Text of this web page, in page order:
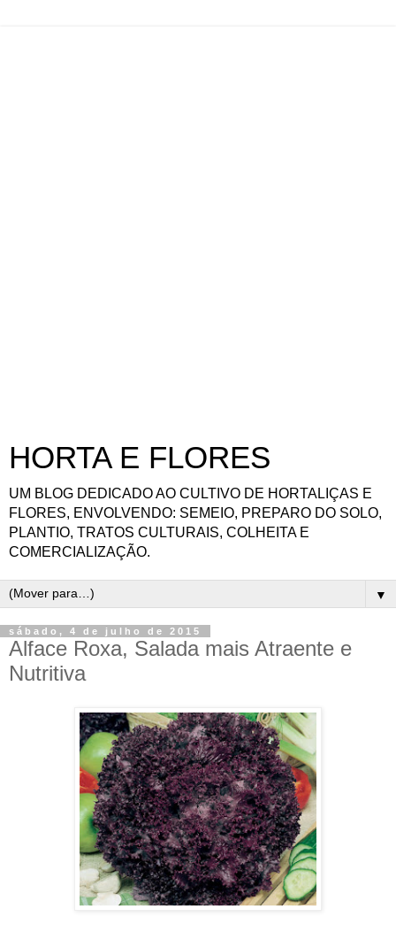
HORTA E FLORES
UM BLOG DEDICADO AO CULTIVO DE HORTALIÇAS E
FLORES, ENVOLVENDO: SEMEIO, PREPARO DO SOLO,
PLANTIO, TRATOS CULTURAIS, COLHEITA E
COMERCIALIZAÇÃO.
▼
sábado, 4 de julho de 2015
Alface Roxa, Salada mais Atraente e
Nutritiva